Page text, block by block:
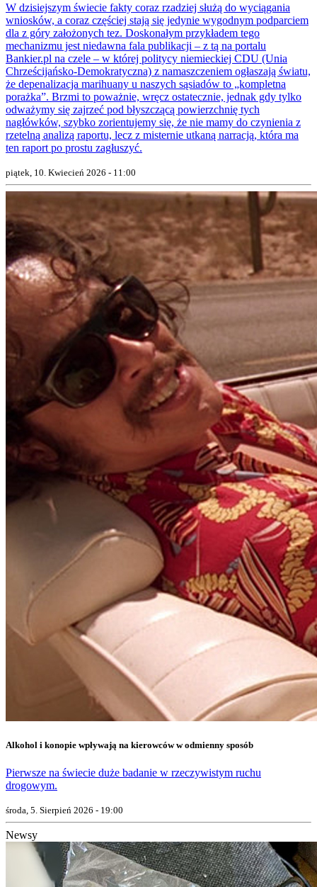
W dzisiejszym świecie fakty coraz rzadziej służą do wyciągania
wniosków, a coraz częściej stają się jedynie wygodnym podparciem
dla z góry założonych tez. Doskonałym przykładem tego
mechanizmu jest niedawna fala publikacji – z tą na portalu
Bankier.pl na czele – w której politycy niemieckiej CDU (Unia
Chrześcijańsko-Demokratyczna) z namaszczeniem ogłaszają światu,
że depenalizacja marihuany u naszych sąsiadów to „kompletna
porażka”. Brzmi to poważnie, wręcz ostatecznie, jednak gdy tylko
odważymy się zajrzeć pod błyszczącą powierzchnię tych
nagłówków, szybko zorientujemy się, że nie mamy do czynienia z
rzetelną analizą raportu, lecz z misternie utkaną narracją, która ma
ten raport po prostu zagłuszyć.
piątek, 10. Kwiecień 2026 - 11:00
Alkohol i konopie wpływają na kierowców w odmienny sposób
Pierwsze na świecie duże badanie w rzeczywistym ruchu
drogowym.
środa, 5. Sierpień 2026 - 19:00
Newsy